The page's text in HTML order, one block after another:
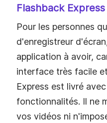
Flashback Express
Pour les personnes
d'enregistreur
application à avoir,
interface très facile
Express est livré
fonctionnalités. Il ne
vos vidéos ni